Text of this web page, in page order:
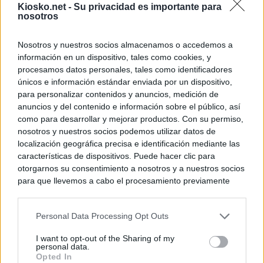
Kiosko.net - Su privacidad es importante para
nosotros
Nosotros y nuestros socios almacenamos o accedemos a
información en un dispositivo, tales como cookies, y
procesamos datos personales, tales como identificadores
únicos e información estándar enviada por un dispositivo,
para personalizar contenidos y anuncios, medición de
anuncios y del contenido e información sobre el público, así
como para desarrollar y mejorar productos. Con su permiso,
nosotros y nuestros socios podemos utilizar datos de
localización geográfica precisa e identificación mediante las
características de dispositivos. Puede hacer clic para
otorgarnos su consentimiento a nosotros y a nuestros socios
para que llevemos a cabo el procesamiento previamente
negar su consentimiento. Tenga en cuenta que algún
de su consentimiento, pero usted tiene el derecho de
rechazar tal procesamiento. Sus preferencias se aplicarán
Personal Data Processing Opt Outs
I want to opt-out of the Sharing of my
personal data.
Opted In